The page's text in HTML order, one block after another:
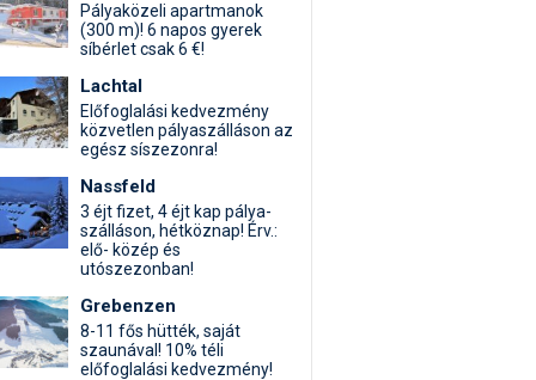
Pályaközeli apartmanok
(300 m)! 6 napos gyerek
síbérlet csak 6 €!
Lachtal
Előfoglalási kedvezmény
közvetlen pályaszálláson az
egész síszezonra!
Nassfeld
3 éjt fizet, 4 éjt kap pálya-
szálláson, hétköznap! Érv.:
elő- közép és
utószezonban!
Grebenzen
8-11 fős hütték, saját
szaunával! 10% téli
előfoglalási kedvezmény!